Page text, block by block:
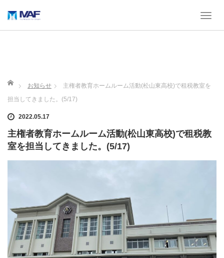
T
a
a
ホーム
お知らせ
主権者教育ホームルーム活動(松山東高校)で租税教室を
担当してきました。(5/17)
2022.05.17
主権者教育ホームルーム活動(松山東高校)で租税教
室を担当してきました。(5/17)